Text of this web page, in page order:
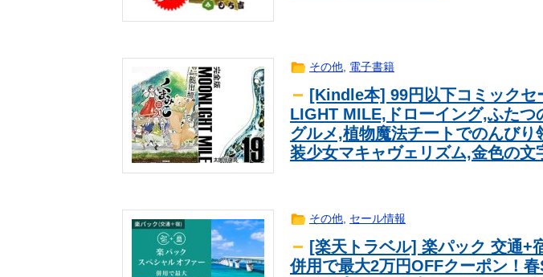
海外翻訳 【衝撃】韓国人「エボシ御前の声の人、若い頃がこれかよ」
海外翻訳 海外「素晴らしい！」日本が買収したUSスチール驚異の大復活に米国人
news
【いのち】れいわ支持者「『れいわ信者』『れいわ知能』は差別的。放
ドメディアは配慮を」→かわりにピッタリの名称が爆誕してしまうw
芸能
女優・南沙良（２４）「私は陰キャ。人と話したくないので家に引きこ
い」
趣味 【動画】中国製自動車のプラスチック部品強度がこちらｗｗｗｗｗｗｗ
news 福岡、副首都指定へ
その他, 電子書籍
[Kindle本] 99円以下コミックセ
LIGHT MILE,ドローイング,ふたつ
グルメ,植物魔法チートでのんびり
装少女マキャヴェリズム,金色の文
その他, セール情報
[楽天トラベル] 楽パック 交通+
併用で最大2万円OFFクーポン！